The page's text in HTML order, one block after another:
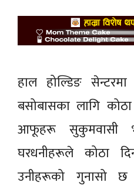
हाल होल्डिङ
बसोबासका लागि
आफूहरू सुकुमवासी
घरधनीहरूले कोठा
उनीहरूको गुनासो छ